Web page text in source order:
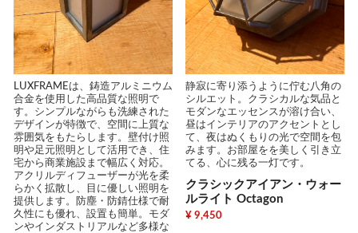
LUXFRAMEは、鋳造アルミニウム
合金を使用した高品質な照明で
す。シンプルながらも洗練された
デザインが特徴で、空間に上質な
雰囲気をもたらします。壁付け照
明や足元照明として活用でき、住
宅から商業施設まで幅広く対応。
アクリルディフューザーが光を柔
らかく拡散し、目に優しい照明を
提供します。防塵・防錆仕様で耐
久性にも優れ、設置も簡単。モダ
ンやインダストリアルなど多様な
静寂に寄り添うように佇む八角の
シルエット。クラシカルな気品と
モダンなエッセンスが溶け合い、
昼はインテリアのアクセントとし
て、夜はぬくもりの光で空間を包
みます。お部屋をを美しく引き立
てる、心に残る一灯です。
クラシックアイアン・ウォー
ルライト Octagon
¥ 9,450